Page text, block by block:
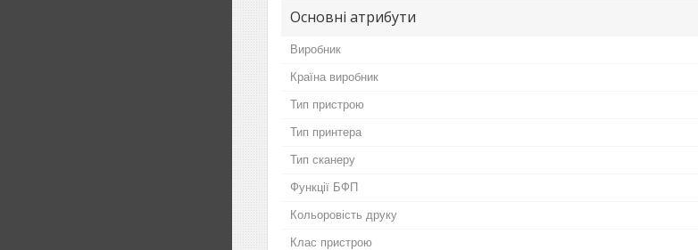
Основні атрибути
Виробник
Країна виробник
Тип пристрою
Тип принтера
Тип сканеру
Функції БФП
Кольоровість друку
Клас пристрою